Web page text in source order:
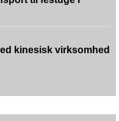
kinesisk virksomhed